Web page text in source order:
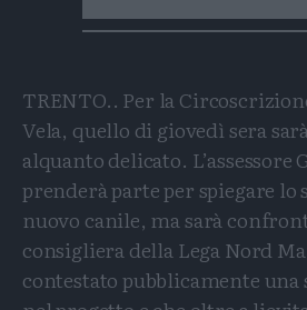
TRENTO.. Per la
Vela, quello di giovedì sera
alquanto delicato. L’assessore
prenderà parte per spiegare lo
nuovo canile, ma sarà
consigliera della Lega Nord
contestato pubblicamente